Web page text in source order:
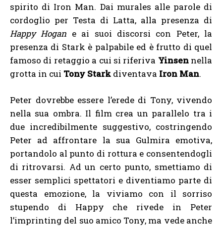
spirito di Iron Man. Dai murales alle parole di
cordoglio per Testa di Latta, alla presenza di
Happy Hogan e ai suoi discorsi con Peter, la
presenza di Stark è palpabile ed è frutto di quel
famoso di retaggio a cui si riferiva Yinsennella
grotta in cui Tony Stark diventava Iron Man.
Peter dovrebbe essere l’erede di Tony, vivendo
nella sua ombra. Il film crea un parallelo tra i
due incredibilmente suggestivo, costringendo
Peter ad affrontare la sua Gulmira emotiva,
portandolo al punto di rottura e consentendogli
di ritrovarsi. Ad un certo punto, smettiamo di
esser semplici spettatori e diventiamo parte di
questa emozione, la viviamo con il sorriso
stupendo di Happy che rivede in Peter
l’imprinting del suo amico Tony, ma vede anche